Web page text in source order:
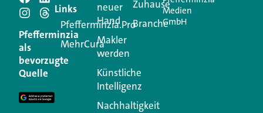
Schreiben Sie einen
Kommentar
Ihre E-Mail-Adresse wird nicht veröffentlicht.
Erforderliche Felder sind mit
Kommentar
Pfefferminzia
als
bevorzugte
Quelle
Links
Pfefferminzia.Pro
MehrCura
neuer
Hand
Makler
werden
Künstliche
Intelligenz
Nachhaltigkeit
Zuhause
Branche
Medien
GmbH